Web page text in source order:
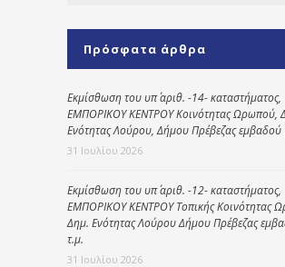
Πρόσφατα άρθρα
Εκμίσθωση του υπ΄ αριθ. -14- καταστήματος,
ΕΜΠΟΡΙΚΟΥ ΚΕΝΤΡΟΥ Κοινότητας Ωρωπού,
Ενότητας Λούρου, Δήμου Πρέβεζας εμβαδού
31 Ιουλίου 2026
Εκμίσθωση του υπ΄ αριθ. -12- καταστήματος,
ΕΜΠΟΡΙΚΟΥ ΚΕΝΤΡΟΥ Τοπικής Κοινότητας
Δημ. Ενότητας Λούρου Δήμου Πρέβεζας
τ.μ.
31 Ιουλίου 2026